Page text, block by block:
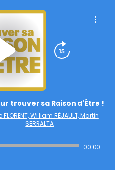
trouver sa Raison d'Être !
William RÉJAULT, Martin
SERRALTA
00:00